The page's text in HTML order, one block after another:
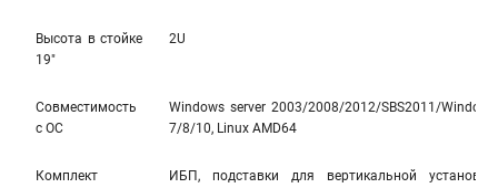
Высота в стойке
19"
2U
Совместимость
с ОС
Windows server 2003/2008/2012/SBS2011/Windows
7/8/10, Linux AMD64
Комплект
ИБП, подставки для вертикальной установки,